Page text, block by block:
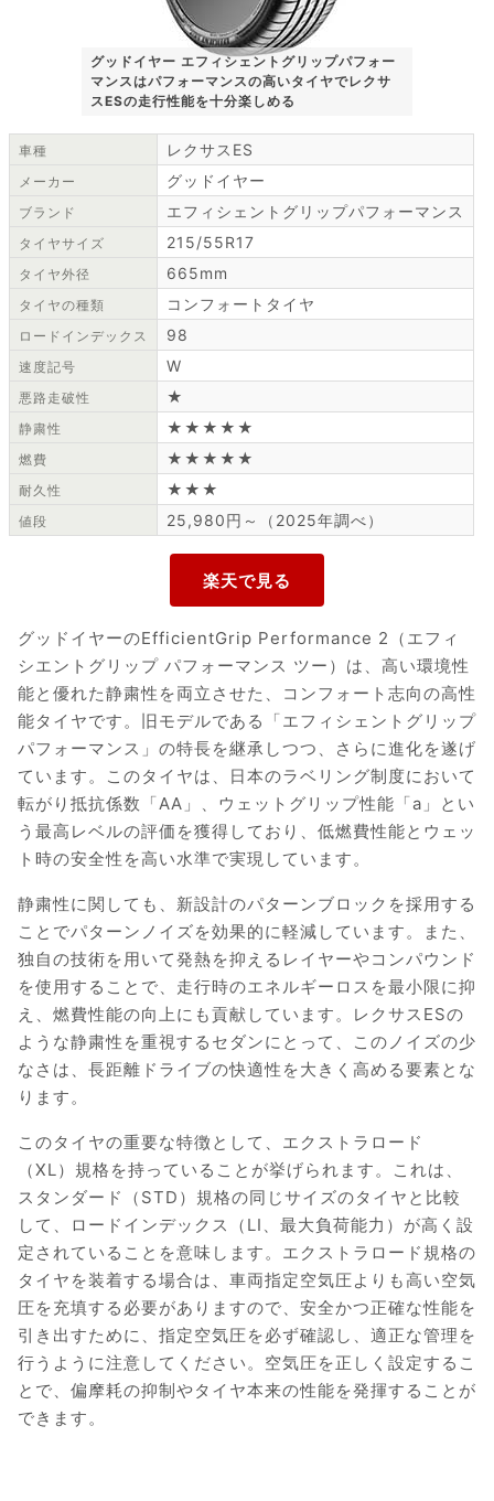
グッドイヤー エフィシェントグリップパフォー
マンスはパフォーマンスの高いタイヤでレクサ
スESの走行性能を十分楽しめる
車種 レクサスES
メーカー グッドイヤー
ブランド エフィシェントグリップパフォーマンス
タイヤサイズ 215/55R17
タイヤ外径 665mm
タイヤの種類 コンフォートタイヤ
ロードインデックス 98
速度記号 W
悪路走破性 ★
静粛性 ★★★★★
燃費 ★★★★★
耐久性 ★★★
値段 25,980円～（2025年調べ）
グッドイヤーのEfficientGrip Performance 2（エフィ
シエントグリップ パフォーマンス ツー）は、高い環境性
能と優れた静粛性を両立させた、コンフォート志向の高性
能タイヤです。旧モデルである「エフィシェントグリップ
パフォーマンス」の特長を継承しつつ、さらに進化を遂げ
ています。このタイヤは、日本のラベリング制度において
転がり抵抗係数「AA」、ウェットグリップ性能「a」とい
う最高レベルの評価を獲得しており、低燃費性能とウェッ
ト時の安全性を高い水準で実現しています。
静粛性に関しても、新設計のパターンブロックを採用する
ことでパターンノイズを効果的に軽減しています。また、
独自の技術を用いて発熱を抑えるレイヤーやコンパウンド
を使用することで、走行時のエネルギーロスを最小限に抑
え、燃費性能の向上にも貢献しています。レクサスESの
ような静粛性を重視するセダンにとって、このノイズの少
なさは、長距離ドライブの快適性を大きく高める要素とな
ります。
このタイヤの重要な特徴として、エクストラロード
（XL）規格を持っていることが挙げられます。これは、
スタンダード（STD）規格の同じサイズのタイヤと比較
して、ロードインデックス（LI、最大負荷能力）が高く設
定されていることを意味します。エクストラロード規格の
タイヤを装着する場合は、車両指定空気圧よりも高い空気
圧を充填する必要がありますので、安全かつ正確な性能を
引き出すために、指定空気圧を必ず確認し、適正な管理を
行うように注意してください。空気圧を正しく設定するこ
とで、偏摩耗の抑制やタイヤ本来の性能を発揮することが
できます。